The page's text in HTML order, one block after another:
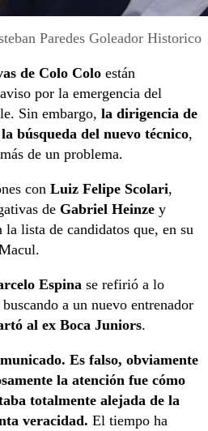
Paredes Goleador Historico
de Colo Colo están
por la emergencia del
Sin embargo, la dirigencia de
búsqueda del nuevo técnico,
de un problema.
con Luiz Felipe Scolari,
de Gabriel Heinze y
la lista de candidatos que, en su
Espina se refirió a lo
a un nuevo entrenador
al ex Boca Juniors.
Es falso, obviamente
la atención fue cómo
totalmente alejada de la
veracidad. El tiempo ha